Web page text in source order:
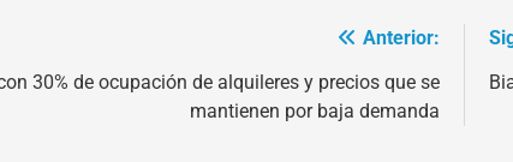
Anterior:
30% de ocupación de alquileres y precios que se
mantienen por baja demanda